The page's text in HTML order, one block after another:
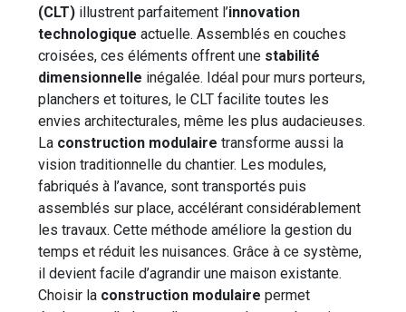
(CLT) illustrent parfaitement l’innovation
technologique actuelle. Assemblés en couches
croisées, ces éléments offrent une stabilité
dimensionnelle inégalée. Idéal pour murs porteurs,
planchers et toitures, le CLT facilite toutes les
envies architecturales, même les plus audacieuses.
La construction modulaire transforme aussi la
vision traditionnelle du chantier. Les modules,
fabriqués à l’avance, sont transportés puis
assemblés sur place, accélérant considérablement
les travaux. Cette méthode améliore la gestion du
temps et réduit les nuisances. Grâce à ce système,
il devient facile d’agrandir une maison existante.
Choisir la construction modulaire permet